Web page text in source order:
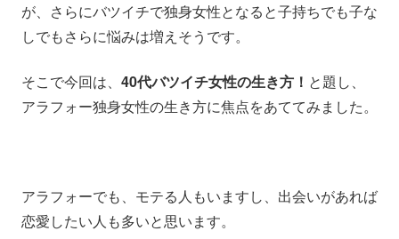
が、さらにバツイチで独身女性となると子持ちでも子な
しでもさらに悩みは増えそうです。
そこで今回は、 40代バツイチ女性の生き方！ と題し、
アラフォー独身女性の生き方に焦点をあててみました。
アラフォーでも、モテる人もいますし、出会いがあれば
恋愛したい人も多いと思います。